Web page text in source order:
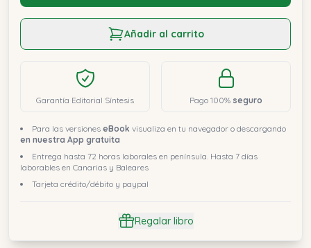
Añadir al carrito
Garantía Editorial Síntesis Pago 100% seguro
Para las versiones eBook visualiza en tu navegador o descargando
en nuestra App gratuita
Entrega hasta 72 horas laborales en península. Hasta 7 días
laborables en Canarias y Baleares
Tarjeta crédito/débito y paypal
Regalar libro